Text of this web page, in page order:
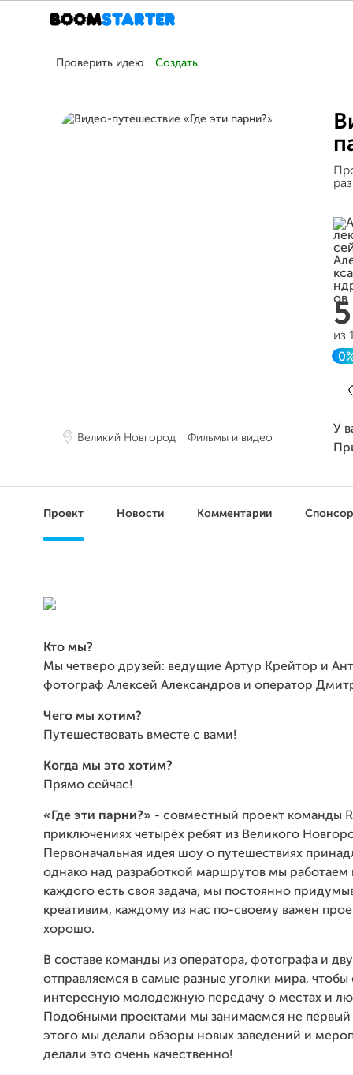
Проверить идею Создать
Великий Новгород Фильмы и видео
из
У
Проект Новости Комментарии
Кто мы?
Мы четверо друзей: ведущие Артур Крейтор и
фотограф Алексей Александров и оператор
Чего мы хотим?
Путешествовать вместе с вами!
Когда мы это хотим?
Прямо сейчас!
«Где эти парни?» - совместный проект команды
приключениях четырёх ребят из Великого
Первоначальная идея шоу о путешествиях
однако над разработкой маршрутов мы работаем
каждого есть своя задача, мы постоянно
креативим, каждому из нас по-своему важен
хорошо.
В составе команды из оператора, фотографа и
отправляемся в самые разные уголки мира, чтобы
интересную молодежную передачу о местах и
Подобными проектами мы занимаемся не первый
этого мы делали обзоры новых заведений и
делали это очень качественно!